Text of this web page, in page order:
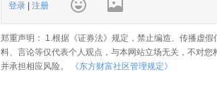
登录 注册
郑重声明： 1.根据《证券法》规定，禁止编造、传播虚
料、言论等仅代表个人观点，与本网站立场无关，不对
并承担相应风险。
《东方财富社区管理规定》